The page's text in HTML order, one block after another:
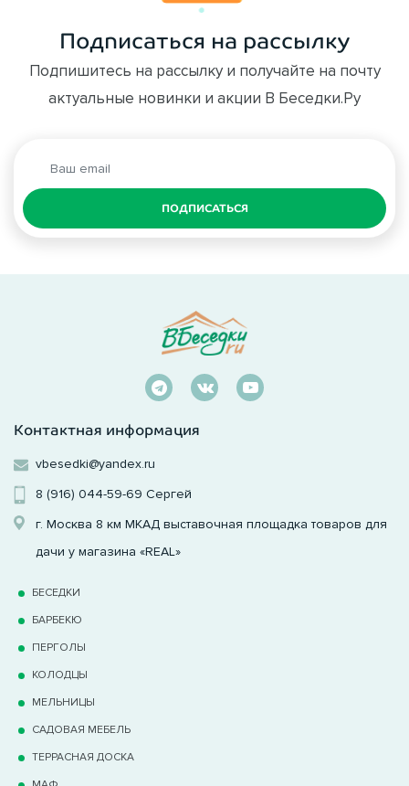
Подписаться на рассылку
Подпишитесь на рассылку и получайте на почту
актуальные новинки и акции В Беседки.Ру
ПОДПИСАТЬСЯ
Контактная информация
vbesedki@yandex.ru
8 (916) 044-59-69 Сергей
г. Москва 8 км МКАД выставочная площадка товаров для
дачи у магазина «REAL»
БЕСЕДКИ
БАРБЕКЮ
ПЕРГОЛЫ
КОЛОДЦЫ
МЕЛЬНИЦЫ
САДОВАЯ МЕБЕЛЬ
ТЕРРАCНАЯ ДОСКА